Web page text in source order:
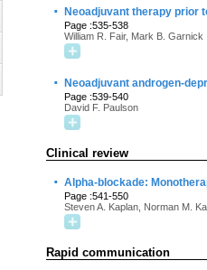
· Neoadjuvant therapy prior
Page :535-538
William R. Fair, Mark B. Garnick
· Neoadjuvant androgen-
Page :539-540
David F. Paulson
Clinical review
· Alpha-blockade:
Page :541-550
Steven A. Kaplan, Norman M.
Rapid communication